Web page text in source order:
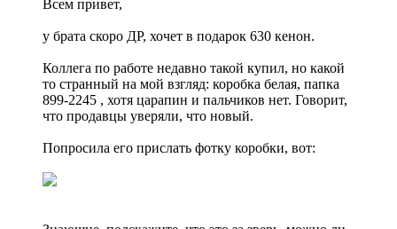
Всем привет,
у брата скоро ДР, хочет в подарок 630 кенон.
Коллега по работе недавно такой купил, но какой
то странный на мой взгляд: коробка белая, папка
899-2245 , хотя царапин и пальчиков нет. Говорит,
что продавцы уверяли, что новый.
Попросила его прислать фотку коробки, вот: